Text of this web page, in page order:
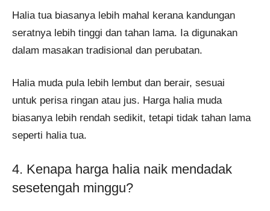
Halia tua biasanya lebih mahal kerana kandungan
seratnya lebih tinggi dan tahan lama. Ia digunakan
dalam masakan tradisional dan perubatan.
Halia muda pula lebih lembut dan berair, sesuai
untuk perisa ringan atau jus. Harga halia muda
biasanya lebih rendah sedikit, tetapi tidak tahan lama
seperti halia tua.
4. Kenapa harga halia naik mendadak
sesetengah minggu?